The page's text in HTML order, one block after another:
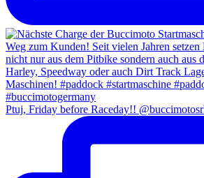
Ptuj, Friday before Raceday!!